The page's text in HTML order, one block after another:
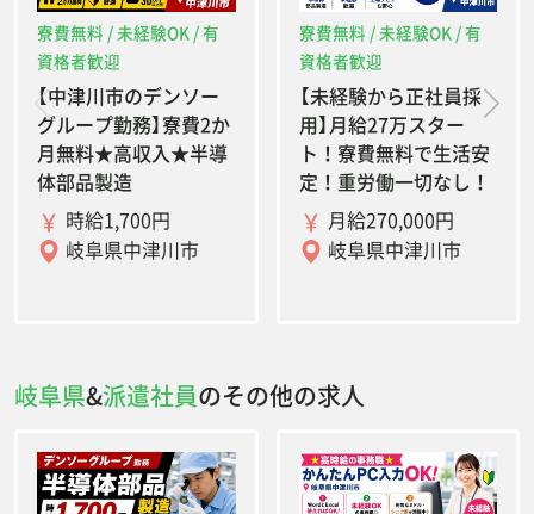
寮費無料 / 未経験OK / 有
資格者歓迎
【中津川市のデンソー
グループ勤務】寮費2か
月無料★高収入★半導
体部品製造
時給1,700円
岐阜県中津川市
寮費無料 / 未経験OK / 有
資格者歓迎
【未経験から正社員採
用】月給27万スター
ト！寮費無料で生活安
定！重労働一切なし！
月給270,000円
岐阜県中津川市
岐阜県&派遣社員のその他の求人